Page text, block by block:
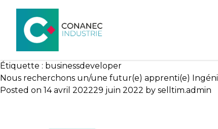
Étiquette : businessdeveloper
Nous recherchons un/une futur(e) apprenti(e)
Posted on 14 avril 202229 juin 2022 by selltim.admin